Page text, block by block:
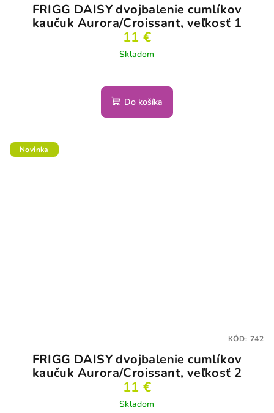
FRIGG DAISY dvojbalenie cumlíkov
kaučuk Aurora/Croissant, veľkosť 1
11 €
Skladom
Do košíka
Novinka
FRIGG DAISY dvojbalenie cumlíkov
kaučuk Aurora/Croissant, veľkosť 2
11 €
Skladom
KÓD: 742